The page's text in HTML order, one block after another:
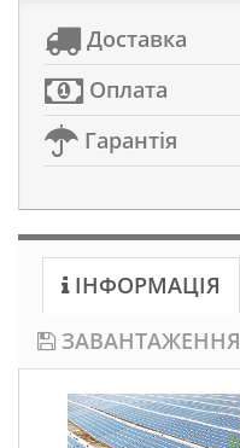
Доставка
Оплата
Гарантія
ІНФОРМАЦІЯ
ЗАВАНТАЖЕННЯ